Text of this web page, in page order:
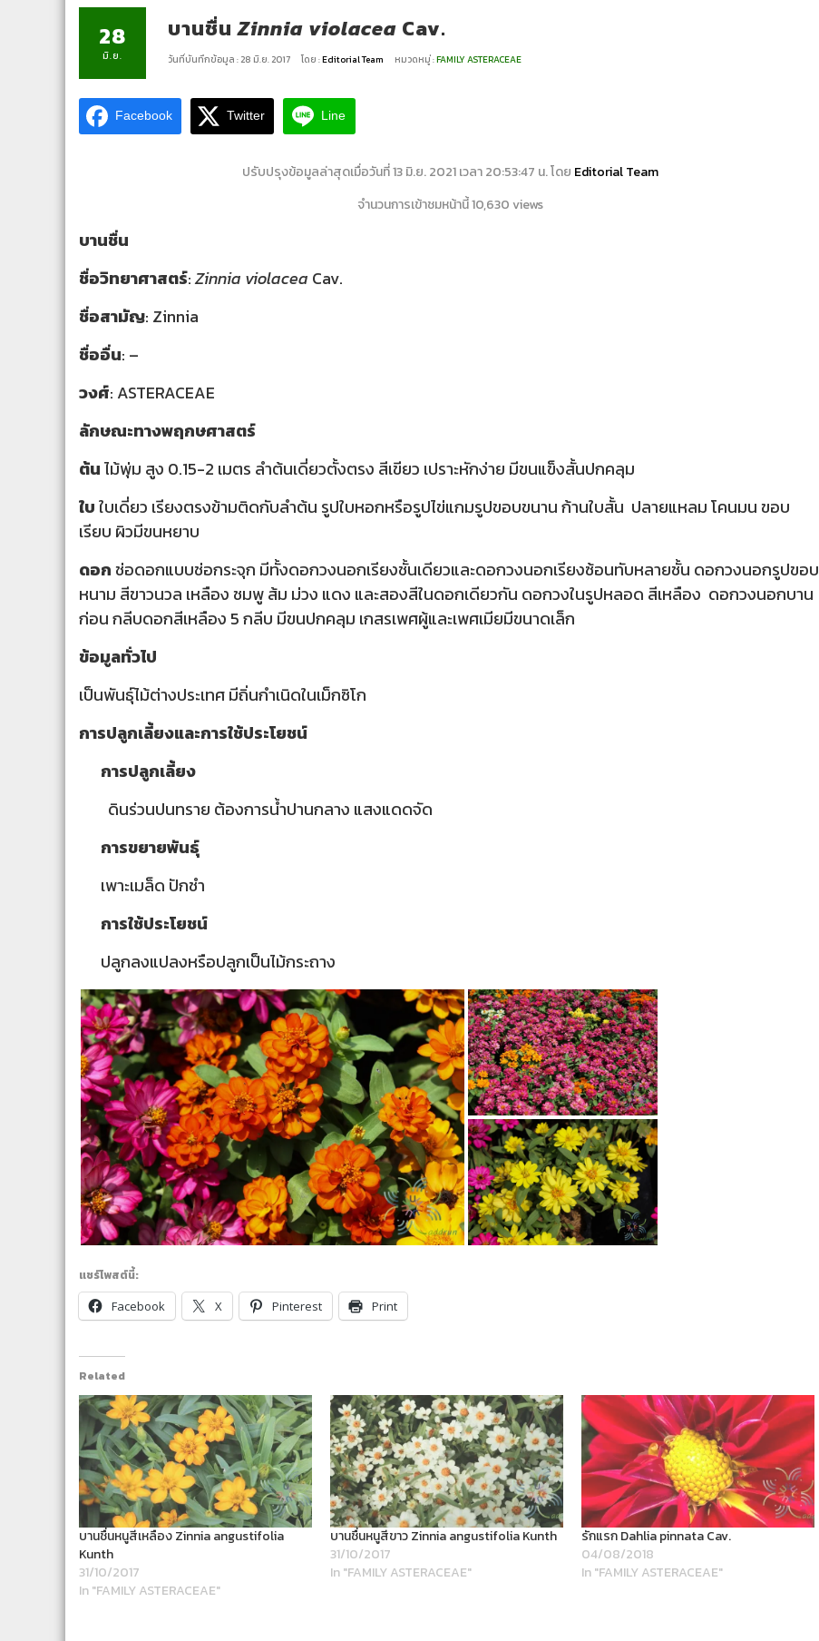
28
มิ.ย.
บานชื่นZinnia violacea Cav.
วันที่บันทึกข้อมูล : 28 มิ.ย. 2017 โดย :Editorial Team หมวดหมู่ :FAMILY ASTERACEAE
Facebook Twitter Line
ปรับปรุงข้อมูลล่าสุดเมื่อวันที่ 13 มิ.ย. 2021 เวลา 20:53:47 น. โดย Editorial Team
จำนวนการเข้าชมหน้านี้ 10,630 views
บานชื่น
ชื่อวิทยาศาสตร์:Zinnia violacea Cav.
ชื่อสามัญ: Zinnia
ชื่ออื่น: –
วงศ์: ASTERACEAE
ลักษณะทางพฤกษศาสตร์
ต้นไม้พุ่ม สูง 0.15-2 เมตร ลำต้นเดี่ยวตั้งตรง สีเขียว เปราะหักง่าย มีขนแข็งสั้นปกคลุม
ใบใบเดี่ยว เรียงตรงข้ามติดกับลำต้น รูปใบหอกหรือรูปไข่แกมรูปขอบขนาน ก้านใบสั้น ปลายแหลม โคนมน ขอบ
เรียบ ผิวมีขนหยาบ
ดอก ช่อดอกแบบช่อกระจุก มีทั้งดอกวงนอกเรียงชั้นเดียวและดอกวงนอกเรียงซ้อนทับหลายชั้น ดอกวงนอกรูปขอบ
หนาม สีขาวนวล เหลือง ชมพู ส้ม ม่วง แดง และสองสีในดอกเดียวกัน ดอกวงในรูปหลอด สีเหลือง ดอกวงนอกบาน
ก่อน กลีบดอกสีเหลือง 5 กลีบ มีขนปกคลุม เกสรเพศผู้และเพศเมียมีขนาดเล็ก
ข้อมูลทั่วไป
เป็นพันธุ์ไม้ต่างประเทศ มีถิ่นกำเนิดในเม็กซิโก
การปลูกเลี้ยงและการใช้ประโยชน์
การปลูกเลี้ยง
ดินร่วนปนทราย ต้องการน้ำปานกลาง แสงแดดจัด
การขยายพันธุ์
เพาะเมล็ด ปักชำ
การใช้ประโยชน์
ปลูกลงแปลงหรือปลูกเป็นไม้กระถาง
แชร์โพสต์นี้:
Facebook
X Pinterest Print
Related
บานชื่นหนูสีเหลือง Zinnia angustifolia
Kunth
31/10/2017
In "FAMILY ASTERACEAE"
บานชื่นหนูสีขาว Zinnia angustifolia Kunth
31/10/2017
In "FAMILY ASTERACEAE"
รักแรก Dahlia pinnata Cav.
04/08/2018
In "FAMILY ASTERACEAE"